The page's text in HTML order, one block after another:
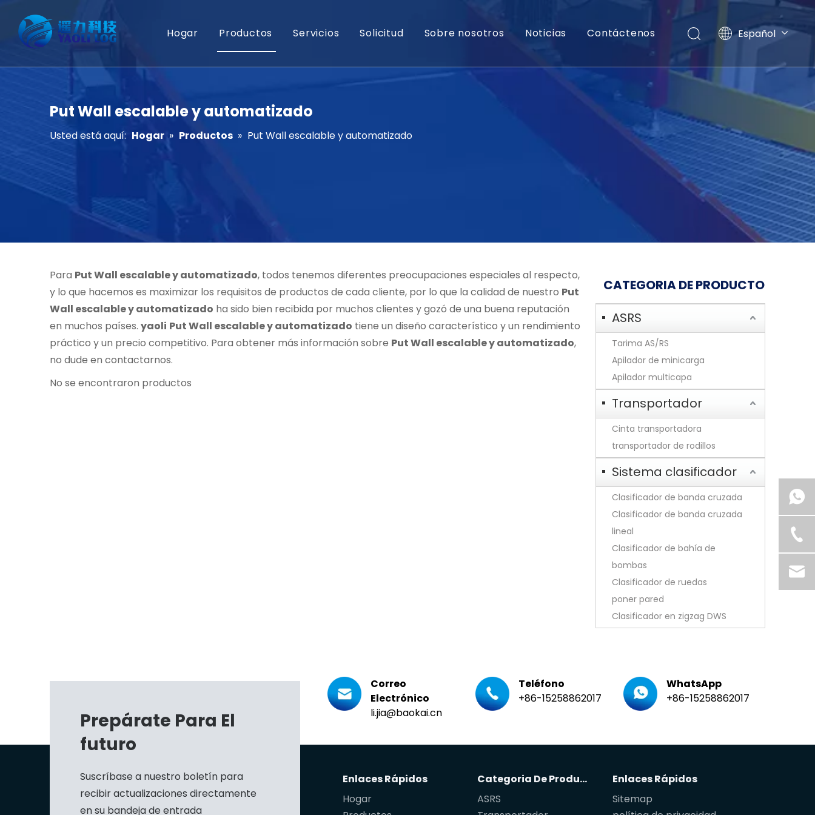
Hogar Productos Servicios Solicitud Sobre nosotros Noticias Contáctenos Español
العربية
Pусский
Put Wall escalable y automatizado
Usted está aquí: Hogar » Productos » Put Wall escalable y automatizado
Para Put Wall escalable y automatizado, todos tenemos diferentes preocupaciones especiales al respecto,
y lo que hacemos es maximizar los requisitos de productos de cada cliente, por lo que la calidad de nuestro Put
Wall escalable y automatizado ha sido bien recibida por muchos clientes y gozó de una buena reputación
en muchos países. yaoli Put Wall escalable y automatizado tiene un diseño característico y un rendimiento
práctico y un precio competitivo. Para obtener más información sobre Put Wall escalable y automatizado,
no dude en contactarnos.
No se encontraron productos
CATEGORIA DE PRODUCTO
ASRS
Tarima AS/RS
Apilador de minicarga
Apilador multicapa
Transportador
Cinta transportadora
transportador de rodillos
Sistema clasificador
Clasificador de banda cruzada
Clasificador de banda cruzada
lineal
Clasificador de bahía de
bombas
Clasificador de ruedas
poner pared
Clasificador en zigzag DWS
Correo
Electrónico
li.jia@baokai.cn
Teléfono
+86-15258862017
WhatsApp
+86-15258862017
Prepárate Para El
futuro
Suscríbase a nuestro boletín para
recibir actualizaciones directamente
en su bandeja de entrada
Enlaces Rápidos
Hogar
Categoria De Producto
ASRS
Enlaces Rápidos
Sitemap